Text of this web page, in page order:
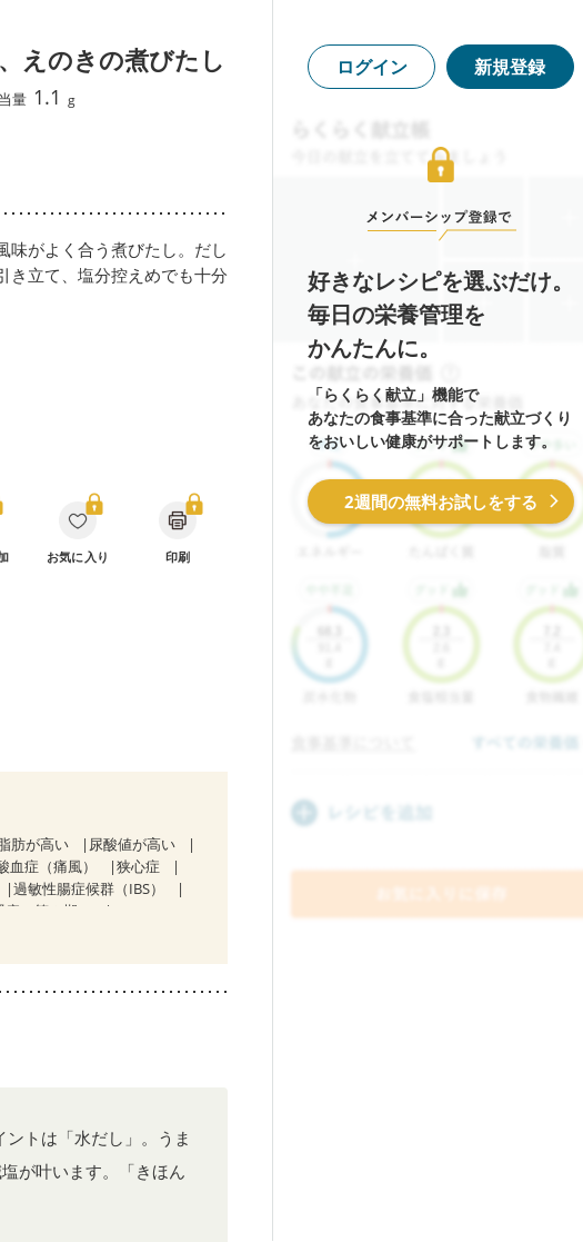
えのきの煮びたし
量 1.1 g
味がよく合う煮びたし。だし
き立て、塩分控えめでも十分
お気に入り 印刷
肪が高い
尿酸値が高い
血症（痛風）
狭心症
過敏性腸症候群（IBS）
（第３期）
乳）
産後（混合栄養）
トは「水だし」。うま
が叶います。「きほん
ログイン 新規登録
好きなレシピを選ぶだけ。
毎日の栄養管理を
かんたんに。
「らくらく献立」機能で
あなたの食事基準に合った献立づくり
をおいしい健康がサポートします。
2週間の無料お試しをする